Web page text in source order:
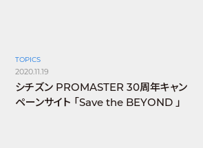
TOPICS
2020.11.19
シチズン PROMASTER 30周年キャン
ペーンサイト 「Save the BEYOND 」